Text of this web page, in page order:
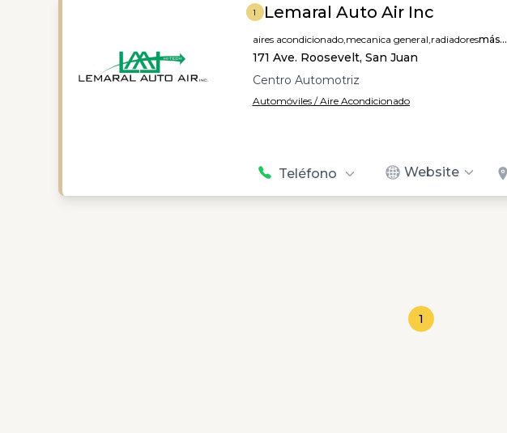
1 Lemaral Auto Air Inc
aires acondicionado,mecanica general,radiadoresmás...
171 Ave. Roosevelt, San Juan
Centro Automotriz
Automóviles / Aire Acondicionado
Teléfono Website
1